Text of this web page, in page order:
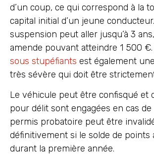
d’un coup, ce qui correspond à la
capital initial d’un jeune
suspension peut aller jusqu’à 3
amende pouvant atteindre 1 500 €.
sous stupéfiants est également
très sévère qui doit être
Le véhicule peut être confisqué et
pour délit sont engagées en cas de
permis probatoire peut être
définitivement si le solde de points
durant la première année.